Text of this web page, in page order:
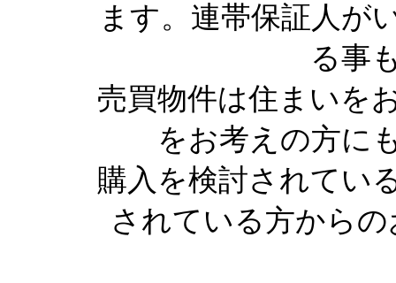
ます。連帯保証人が
る事
売買物件は住まいを
をお考えの方に
購入を検討されてい
されている方から